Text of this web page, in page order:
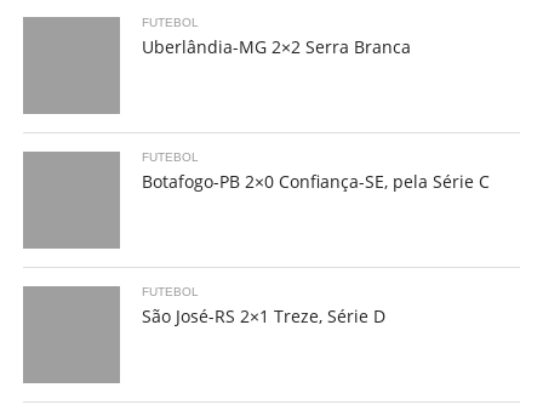
FUTEBOL
Uberlândia-MG 2×2 Serra Branca
FUTEBOL
Botafogo-PB 2×0 Confiança-SE, pela Série C
FUTEBOL
São José-RS 2×1 Treze, Série D